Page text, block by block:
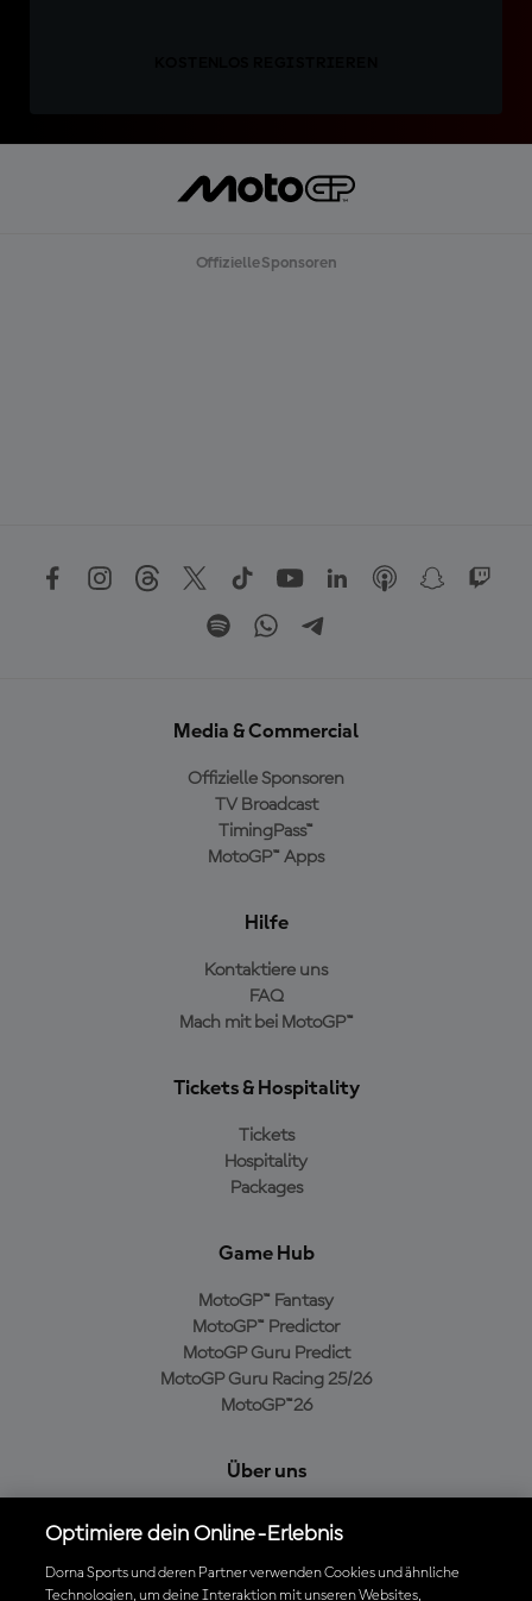
Offizielle Sponsoren
Media & Commercial
Offizielle Sponsoren
TV Broadcast
TimingPass™
MotoGP™ Apps
Hilfe
Kontaktiere uns
FAQ
Mach mit bei MotoGP™
Tickets & Hospitality
Tickets
Hospitality
Packages
Game Hub
MotoGP™ Fantasy
MotoGP™ Predictor
MotoGP Guru Predict
MotoGP Guru Racing 25/26
MotoGP™26
Über uns
Cookie-Richtlinien
Geschäftsbedingungen
Optimiere dein Online-Erlebnis
Dorna Sports und deren Partner verwenden Cookies und ähnliche
Technologien, um deine Interaktion mit unseren Websites,